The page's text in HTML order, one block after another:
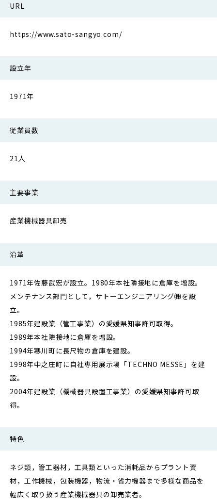
URL
https://www.sato-sangyo.com/
設立年
1971年
従業員数
21人
主要事業
産業機械器具卸売
沿革
1971年佐藤武宏が設立。1980年本社隣接地に倉庫を増設。
メンテナンス部門として，サトーエンジニアリング㈱を設
立。
1985年建設業（管工事業）の愛媛県知事許可取得。
1989年本社隣接地に倉庫を増設。
1994年寒川町に長尺物の倉庫を建設。
1998年中之庄町に自社専用展示場「TECHNO MESSE」を建
設。
2004年建設業（機械器具設置工事業）の愛媛県知事許可取
得。
特色
ネジ類，管工器材，工具類といった消耗品からプラント資
材，工作機械，包装機器，物流・省力機器まで多様な商品を
幅広く取り扱う産業機械器具の卸売業者。